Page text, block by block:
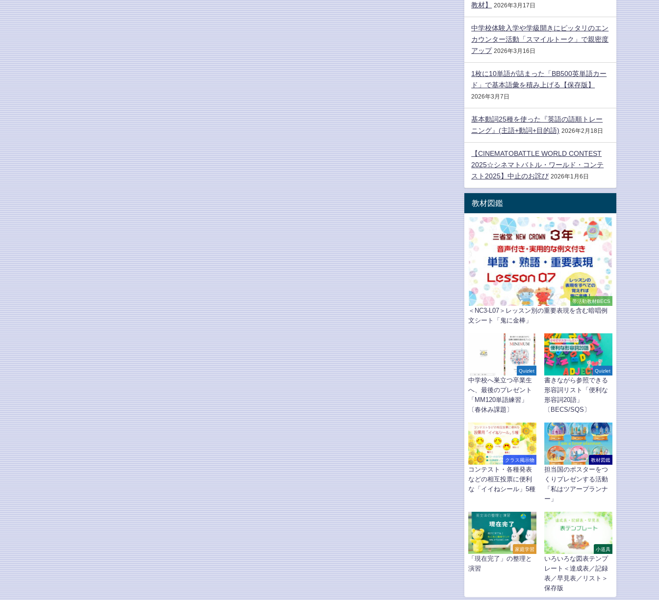
教材】
2026年3月17日
中学校体験入学や学級開きにピッタリのエン
カウンター活動「スマイルトーク」で親密度
アップ 2026年3月16日
1枚に10単語が詰まった「BB500英単語カー
ド」で基本語彙を積み上げる【保存版】
2026年3月7日
基本動詞25種を使った『英語の語順トレー
ニング』(主語+動詞+目的語) 2026年2月18日
【CINEMATOBATTLE WORLD CONTEST
2025☆シネマトバトル・ワールド・コンテ
スト2025】中止のお詫び 2026年1月6日
教材図鑑
帯活動教材BECS
＜NC3-L07＞レッスン別の重要表現を含む暗唱例
文シート「鬼に金棒」
Quizlet
中学校へ巣立つ卒業生
へ、最後のプレゼント
「MM120単語練習」
〔春休み課題〕
Quizlet
書きながら参照できる
形容詞リスト「便利な
形容詞20語」
〔BECS/SQS〕
クラス掲示物
コンテスト・各種発表
などの相互投票に便利
な「イイねシール」5種
教材図鑑
担当国のポスターをつ
くりプレゼンする活動
「私はツアープランナ
ー」
家庭学習
「現在完了」の整理と
演習
小道具
いろいろな図表テンプ
レート＜達成表／記録
表／早見表／リスト＞
保存版